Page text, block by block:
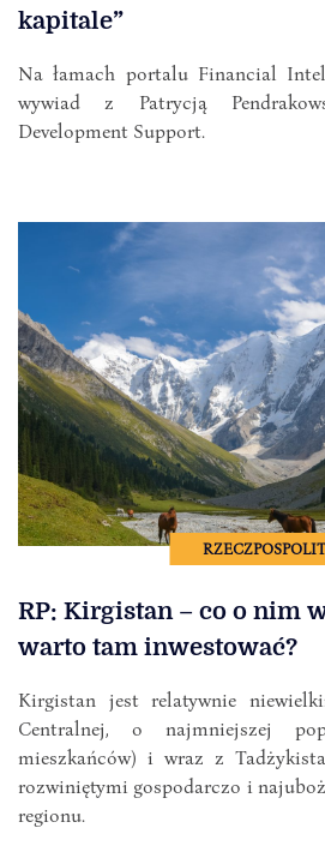
kapitale”
Na łamach portalu Financial
wywiad z Patrycją
Development Support.
RP: Kirgistan – co o nim
warto tam inwestować?
Kirgistan jest relatywnie
Centralnej, o najmniejszej
mieszkańców) i wraz z
rozwiniętymi gospodarczo i
regionu.